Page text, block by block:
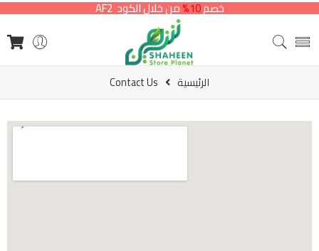
خصم10% من خلال الكود AF2
الرئيسية Contact Us